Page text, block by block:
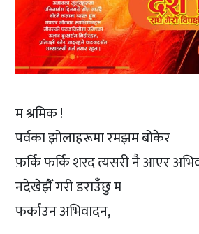
म श्रमिक !
पर्वका झोलाहरूमा रमझम बोकेर
फ़र्कि फर्कि शरद त्यसरी नै आएर
नदेखेझैँ गरी डराउँछु म
फर्काउन अभिवादन,